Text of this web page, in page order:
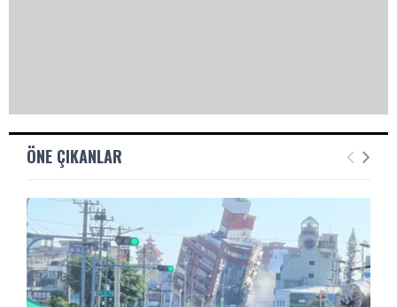
ÖNE ÇIKANLAR